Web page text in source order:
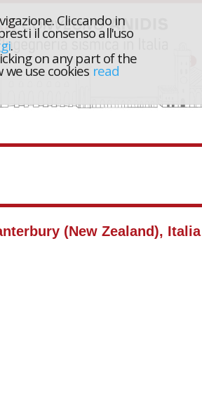
Cliccando in
il consenso all'uso
.
on any part of the
use cookies read
(New Zealand), Italia